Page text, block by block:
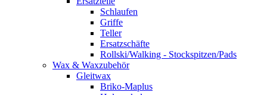
Schlaufen
Griffe
Teller
Ersatzschäfte
Rollski/Walking - Stockspitzen/Pads
Wax & Waxzubehör
Gleitwax
Briko-Maplus